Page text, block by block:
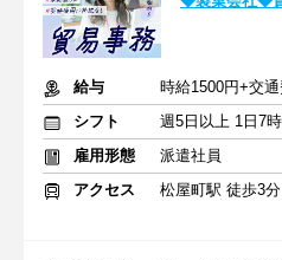
給与
時給1500円+交
シフト
週5日以上 1日7
雇用形態
派遣社員
アクセス
松屋町駅 徒歩3分